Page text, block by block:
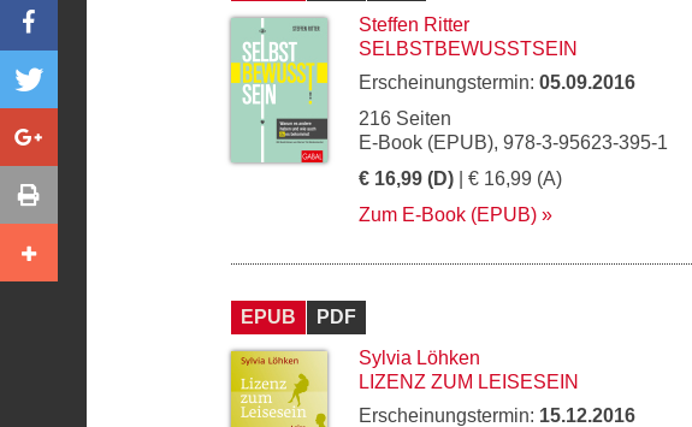
Steffen Ritter
SELBSTBEWUSSTSEIN
Erscheinungstermin: 05.09.2016
216 Seiten
E-Book (EPUB), 978-3-95623-395-1
€ 16,99 (D) | € 16,99 (A)
Zum E-Book (EPUB)
EPUB
PDF
Sylvia Löhken
LIZENZ ZUM LEISESEIN
Erscheinungstermin: 15.12.2016